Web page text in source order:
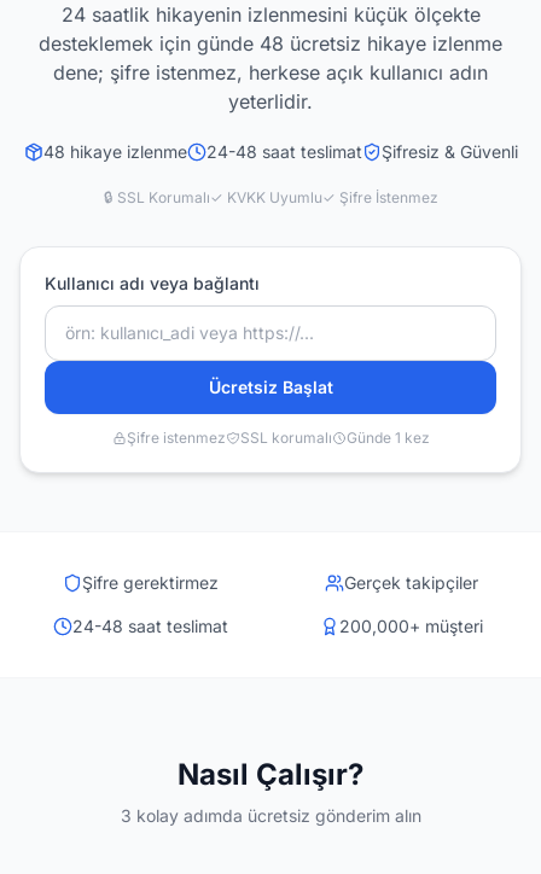
24 saatlik hikayenin izlenmesini küçük ölçekte
desteklemek için günde 48 ücretsiz hikaye izlenme
dene; şifre istenmez, herkese açık kullanıcı adın
yeterlidir.
48 hikaye izlenme 24-48 saat teslimat Şifresiz & Güvenli
🔒 SSL Korumalı✓ KVKK Uyumlu✓ Şifre İstenmez
Kullanıcı adı veya bağlantı
Ücretsiz Başlat
Şifre istenmez SSL korumalı Günde 1 kez
Şifre gerektirmez Gerçek takipçiler
24-48 saat teslimat 200,000+ müşteri
Nasıl Çalışır?
3 kolay adımda ücretsiz gönderim alın